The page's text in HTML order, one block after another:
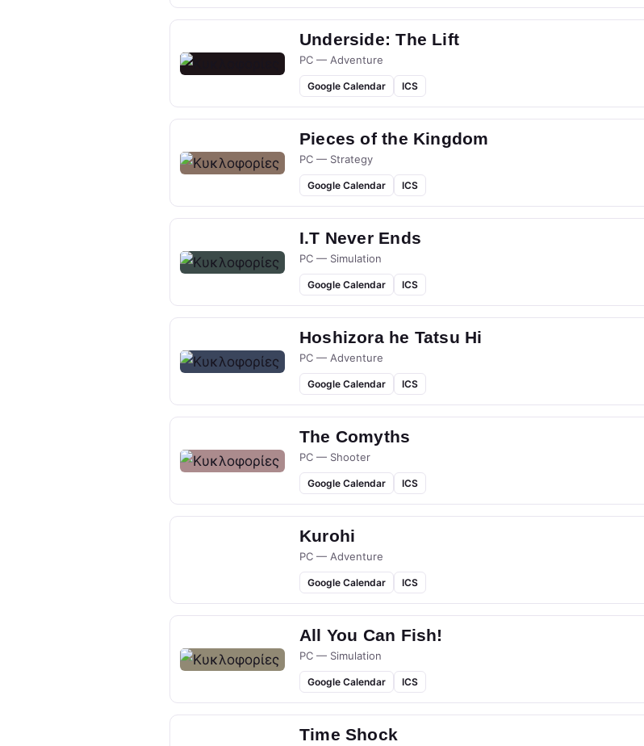
Underside: The Lift
PC — Adventure
Google Calendar ICS
Pieces of the Kingdom
PC — Strategy
Google Calendar ICS
I.T Never Ends
PC — Simulation
Google Calendar ICS
Hoshizora he Tatsu Hi
PC — Adventure
Google Calendar ICS
The Comyths
PC — Shooter
Google Calendar ICS
Kurohi
PC — Adventure
Google Calendar ICS
All You Can Fish!
PC — Simulation
Google Calendar ICS
Time Shock